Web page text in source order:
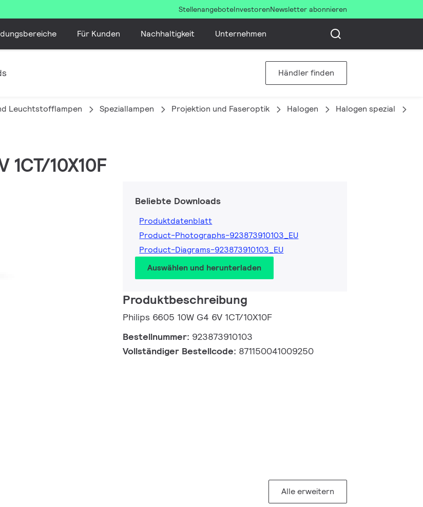
StellenangeboteInvestorenNewsletter abonnieren
Für Kunden Nachhaltigkeit Unternehmen
Händler finden
Leuchtstofflampen Speziallampen Projektion und Faseroptik Halogen Halogen spezial
1CT/10X10F
Beliebte Downloads
Produktdatenblatt
Product-Photographs-923873910103_EU
Product-Diagrams-923873910103_EU
Auswählen und herunterladen
Produktbeschreibung
Philips 6605 10W G4 6V 1CT/10X10F
Bestellnummer: 923873910103
Vollständiger Bestellcode: 871150041009250
Alle erweitern